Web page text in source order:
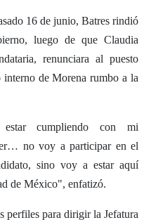
16 de junio, Batres rindió
luego de que Claudia
renunciara al puesto
interno de Morena rumbo a la
cumpliendo con mi
no voy a participar en el
sino voy a estar aquí
de México", enfatizó.
perfiles para dirigir la Jefatura